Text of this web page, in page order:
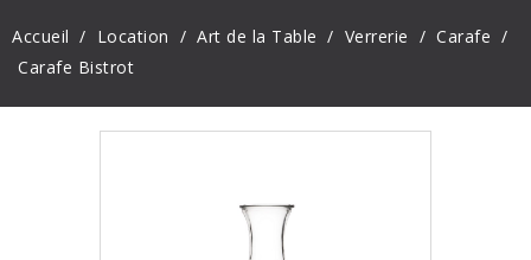
Accueil Location Art de la Table Verrerie
Carafe
Carafe Bistrot